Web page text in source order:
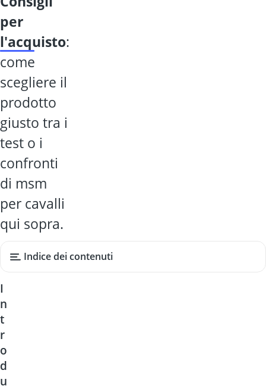
per
l'acquisto:
come
scegliere il
prodotto
giusto tra i
test o i
confronti
di msm
per cavalli
qui sopra.
Indice dei contenuti
I
n
t
r
o
d
u